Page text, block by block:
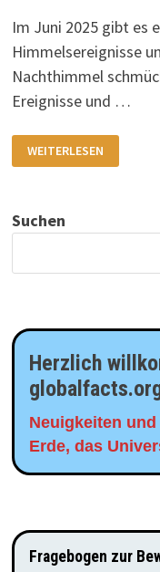
Im Juni 2025 gibt es
Himmelsereignisse
Nachthimmel
Ereignisse und …
DER
STERNENHIMMEL
IM
WEITERLESEN
Suchen
Herzlich
Neuigkeiten
Erde, das
Fragebogen zur